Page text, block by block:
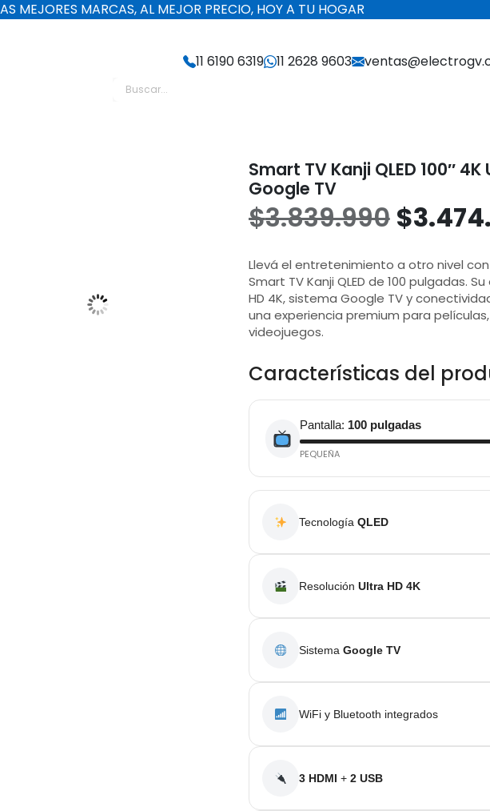
MEJORES MARCAS, AL MEJOR PRECIO, HOY A TU HOGAR
11 6190 6319 11 2628 9603
Smart TV Kanji QLED 100″ 4K
Google TV
$3.839.990 El
precio
era:
$
Llevá el entretenimiento a otro nivel
Smart TV Kanji QLED de 100 pulgadas.
HD 4K, sistema Google TV y
una experiencia premium para
videojuegos.
Características del
Pantalla: 100 pulgadas
PEQUEÑA
Tecnología QLED
Resolución Ultra HD 4K
Sistema Google TV
WiFi y Bluetooth integrados
3 HDMI + 2 USB